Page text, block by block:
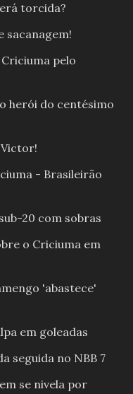
torcida?
sacanagem!
Criciuma pelo
herói do centésimo
Victor!
- Brasileirão
20 com sobras
o Criciuma em
'abastece'
em goleadas
seguida no NBB 7
se nivela por